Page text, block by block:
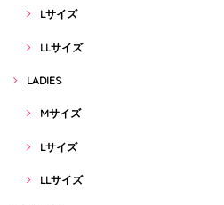
Lサイズ
LLサイズ
LADIES
Mサイズ
Lサイズ
LLサイズ